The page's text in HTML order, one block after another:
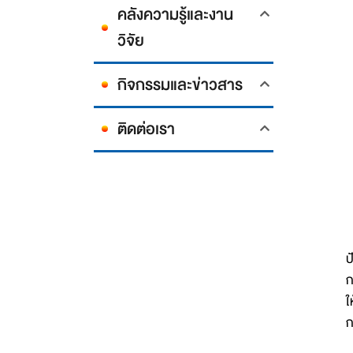
คลังความรู้และงาน
วิจัย
กิจกรรมและข่าวสาร
ติดต่อเรา